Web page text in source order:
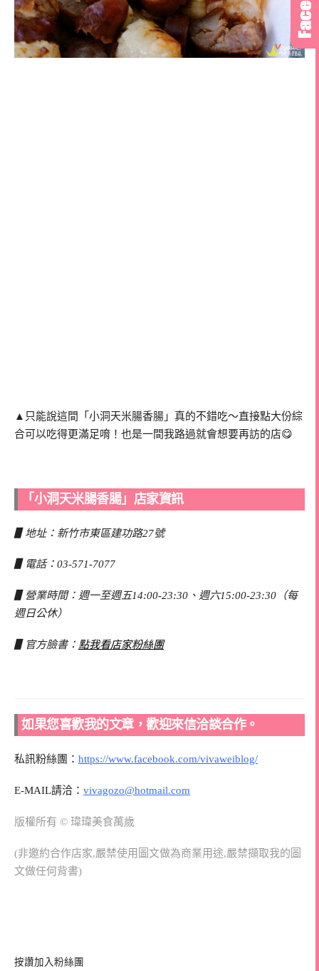
▲只能說這間「小洞天米腸香腸」真的不錯吃～直接點大份綜
合可以吃得更滿足唷！也是一間我路過就會想要再訪的店😋
「小洞天米腸香腸」店家資訊
▋地址：新竹市東區建功路27號
▋電話：03-571-7077
▋營業時間：週一至週五14:00-23:30、週六15:00-23:30（每
週日公休）
▋官方臉書： 點我看店家粉絲團
如果您喜歡我的文章，歡迎來信洽談合作。
私訊粉絲團： https://www.facebook.com/vivaweiblog/
E-MAIL請洽： vivagozo@hotmail.com
版權所有 © 瑋瑋美食萬歲
(非邀約合作店家,嚴禁使用圖文做為商業用途,嚴禁擷取我的圖
文做任何背書)
按讚加入粉絲團